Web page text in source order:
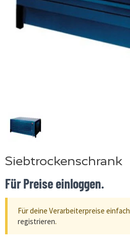
Siebtrockenschrank
Für Preise einloggen.
Für deine Verarbeiterpreise einfach
registrieren.